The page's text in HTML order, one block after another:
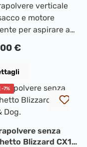
verticale
e motore
per aspirare a
Massima
W
- bocchetta
per
Aspirazione
grazie al raggio
normale:
€
-7%
senza
Blizzard CX1